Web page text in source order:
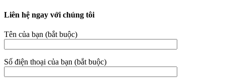
Liên hệ ngay với chúng tôi
Tên của bạn (bắt buộc)
Số điện thoại của bạn (bắt buộc)